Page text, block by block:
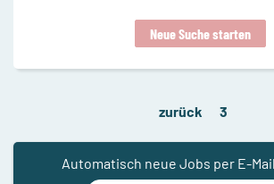
Neue Suche starten
zurück 3
Automatisch neue Jobs per E-